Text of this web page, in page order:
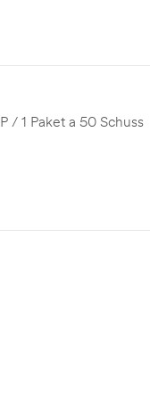
/ 1 Paket a 50 Schuss